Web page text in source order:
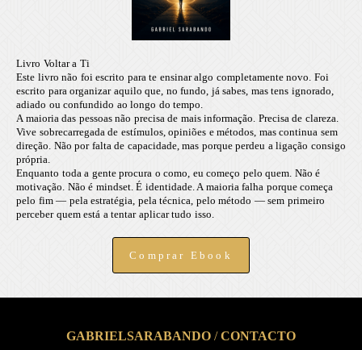
Livro Voltar a Ti
Este livro não foi escrito para te ensinar algo completamente novo. Foi
escrito para organizar aquilo que, no fundo, já sabes, mas tens ignorado,
adiado ou confundido ao longo do tempo.
A maioria das pessoas não precisa de mais informação. Precisa de clareza.
Vive sobrecarregada de estímulos, opiniões e métodos, mas continua sem
direção. Não por falta de capacidade, mas porque perdeu a ligação consigo
própria.
Enquanto toda a gente procura o como, eu começo pelo quem. Não é
motivação. Não é mindset. É identidade. A maioria falha porque começa
pelo fim — pela estratégia, pela técnica, pelo método — sem primeiro
perceber quem está a tentar aplicar tudo isso.
Comprar Ebook
GABRIELSARABANDO /CONTACTO